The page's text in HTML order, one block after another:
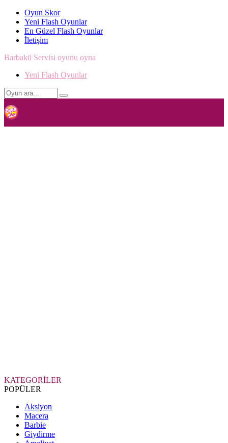
Oyun Skor
Yeni Flash Oyunlar
En Güzel Flash Oyunlar
İletişim
Barbakü Servisi oyunu oyna
Yeni Flash Oyunlar
KATEGORİLER
POPÜLER
Aksiyon
Macera
Barbie
Giydirme